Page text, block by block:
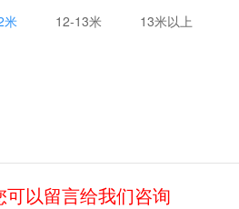
米 12-13米 13米以上
以留言给我们咨询